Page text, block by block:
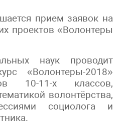
прием заявок на
проектов «Волонтеры
наук проводит
«Волонтеры-2018»
10-11-х классов,
волонтёрства,
социолога и